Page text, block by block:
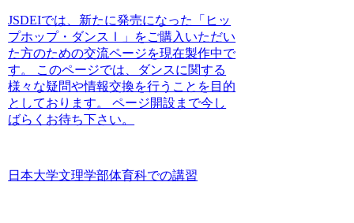
JSDEIでは、新たに発売になった「ヒッ
プホップ・ダンスⅠ」をご購入いただい
た方のための交流ページを現在製作中で
す。 このページでは、ダンスに関する
様々な疑問や情報交換を行うことを目的
としております。 ページ開設まで今し
ばらくお待ち下さい。
日本大学文理学部体育科での講習